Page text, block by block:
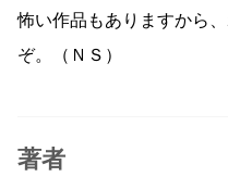
怖い作品もありますから
ぞ。（ＮＳ）
著者